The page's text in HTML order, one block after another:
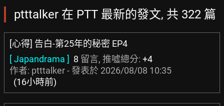
ptttalker 在 PTT 最新的發文, 共 322 篇
[心得] 告白-第25年的秘密 EP4
[ Japandrama ] 8 留言, 推噓總分: +4
作者: ptttalker - 發表於 2026/08/08 10:35
(16小時前)